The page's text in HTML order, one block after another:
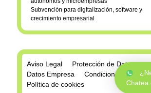
Subvención para digitalización, software y
crecimiento empresarial
Chatea
Aviso Legal
Protección de Datos
Datos Empresa
Condiciones de
Política de cookies